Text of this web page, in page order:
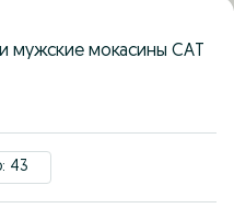
мужские мокасины CAT
43